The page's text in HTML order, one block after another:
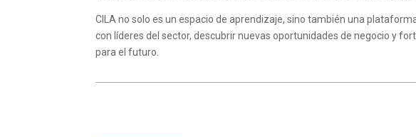
CILA no solo es un espacio de aprendizaje, sino también una
con líderes del sector, descubrir nuevas oportunidades de negocio y
para el futuro.